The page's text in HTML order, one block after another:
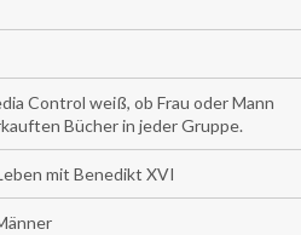
Control weiß, ob Frau oder Mann
Bücher in jeder Gruppe.
mit Benedikt XVI